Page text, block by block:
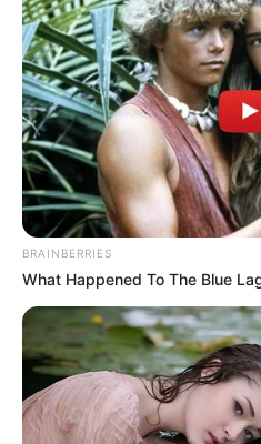
CARGAR
TEMAS DESTACADOS
EMERGENCIAS POR
FUERTES LLUVIAS
LIGA BETPLAY
CORTES DE LUZ
FENÓMENO DEL NIÑO
BRAINBERRIES
What Happened To The Blue